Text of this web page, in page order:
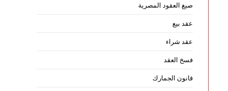
صيغ العقود المصرية
عقد بيع
عقد شراء
فسخ العقد
قانون الجمارك